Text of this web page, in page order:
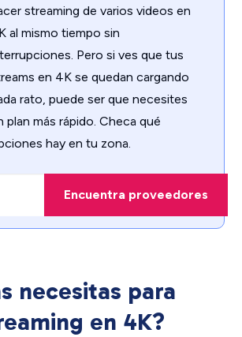
streaming de varios videos en
al mismo tiempo sin
Pero si ves que tus
en 4K se quedan cargando
rato, puede ser que necesites
plan más rápido. Checa qué
hay en tu zona.
Encuentra proveedores
necesitas para
en 4K?